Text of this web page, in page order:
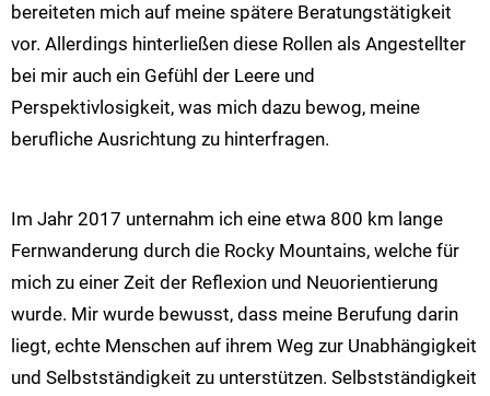
bereiteten mich auf meine spätere Beratungstätigkeit
vor. Allerdings hinterließen diese Rollen als Angestellter
bei mir auch ein Gefühl der Leere und
Perspektivlosigkeit, was mich dazu bewog, meine
berufliche Ausrichtung zu hinterfragen​​.
Im Jahr 2017 unternahm ich eine etwa 800 km lange
Fernwanderung durch die Rocky Mountains, welche für
mich zu einer Zeit der Reflexion und Neuorientierung
wurde. Mir wurde bewusst, dass meine Berufung darin
liegt, echte Menschen auf ihrem Weg zur Unabhängigkeit
und Selbstständigkeit zu unterstützen. Selbstständigkeit